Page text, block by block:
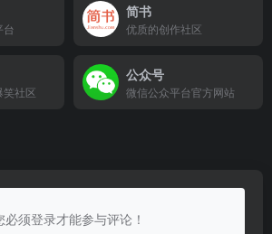
台
简书
优质的创作社区
笑社区
公众号
微信公众平台官方网站
必须登录才能参与评论！